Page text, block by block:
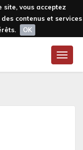
site, vous acceptez
contenus et services
OK
Toggle